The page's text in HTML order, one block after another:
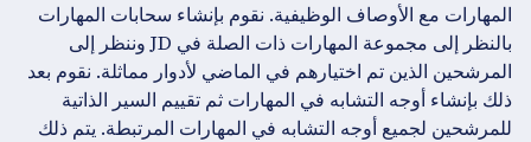
المهارات مع الأوصاف الوظيفية. نقوم بإنشاء سحابات المهارات
بالنظر إلى مجموعة المهارات ذات الصلة في JD وننظر إلى
المرشحين الذين تم اختيارهم في الماضي لأدوار مماثلة. نقوم بعد
ذلك بإنشاء أوجه التشابه في المهارات ثم تقييم السير الذاتية
للمرشحين لجميع أوجه التشابه في المهارات المرتبطة. يتم ذلك